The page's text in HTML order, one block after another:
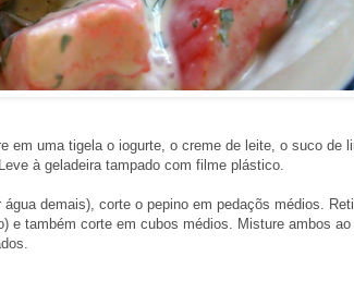
em uma tigela o iogurte, o creme de leite, o suco de
à geladeira tampado com filme plástico.
demais), corte o pepino em pedaçõs médios.
e também corte em cubos médios. Misture ambos